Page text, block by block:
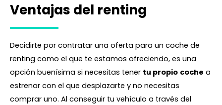
Ventajas del renting
Decidirte por contratar una oferta para un coche de
renting como el que te estamos ofreciendo, es una
opción buenísima si necesitas tener tu propio coche a
estrenar con el que desplazarte y no necesitas
comprar uno. Al conseguir tu vehículo a través del